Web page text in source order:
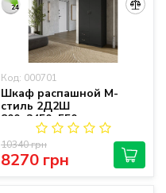
24
Код: 000701
Шкаф распашной М-
стиль 2Д2Ш
800х2450х550
8270 грн
10340 грн